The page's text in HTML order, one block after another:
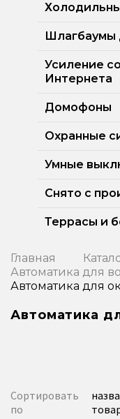
Шлагбаумы
Усиление
Интернета
Домофоны
Охранные
Умные
Снято с
Террасы и
Главная
Автоматика для
Автоматика для
Автоматика
Сортировать
по